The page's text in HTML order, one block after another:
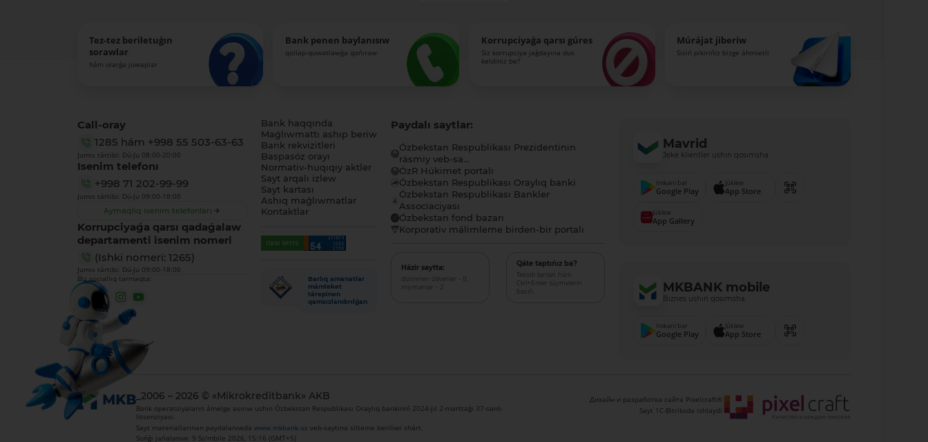
Tez-tez beriletuǵın
sorawlar
hám olarǵa juwaplar
Bank penen baylanısıw
qollap-quwatlawǵa qońıraw
Korrupciyaǵa qarsı gúres
Siz korrupciya jaǵdayına dus
keldiniz be?
Múrájat jiberiw
Siziń pikirińiz bizge áhmietli
Call-oray
1285 hám +998 55 503-63-63
Jumıs tártibi: Dú-Ju 08:00-20:00
Isenim telefonı
+998 71 202-99-99
Jumıs tártibi: Dú-Ju 09:00-18:00
Aymaqlıq isenim telefonları
Korrupciyaǵa qarsı qadaǵalaw
departamenti isenim nomeri
(Ishki nomeri: 1265)
Jumıs tártibi: Dú-Ju 09:00-18:00
Biz sociallıq tarmaqta:
Bank haqqında
Maǵlıwmattı ashıp beriw
Bank rekvizitleri
Baspasóz orayı
Normativ-huqıqıy aktler
Sayt arqalı izlew
Sayt kartası
Ashıq maǵlıwmatlar
Kontaktlar
Barlıq amanatlar
mámleket
tárepinen
qamsızlandırılǵan
Paydalı saytlar:
Ózbekstan Respublikası Prezidentinin
rásmiy veb-sa...
ÓzR Húkimet portalı
Ózbekstan Respublikası Oraylıq banki
Ózbekstan Respublikası Bankler
Associaciyası
Ózbekstan fond bazarı
Korporativ málimleme birden-bir portalı
Házir saytta:
dizimnen ótkenler - 0,
miymanlar - 2
Qáte taptıńız ba?
Tekstti tanlań hám
Ctrl+Enter túymelerin
basıń.
Mavrid
Jeke klientler ushın qosımsha
Imkani bar
Google Play
Júklew
App Store
Júklew
App Gallery
MKBANK mobile
Biznes ushın qosımsha
Imkani bar
Google Play
Júklew
App Store
_2006 – 2026 © «Mikrokreditbank» AKB
Bank operatsiyaların ámelge asırıw ushın Ózbekstan Respublikası Oraylıq bankiniń 2024-jıl 2-marttaǵı 37-sanlı
litsenziyası.
Sayt materiallarınan paydalanıwdawww.mkbank.uz veb-saytına silteme beriliwi shárt.
Sońǵı jańalanıw: 9 Su'mbile 2026, 15:16 (GMT+5)
Дизайн и разработка сайта Pixelcraft®
Sayt 1C-Bitriksda ishlaydi